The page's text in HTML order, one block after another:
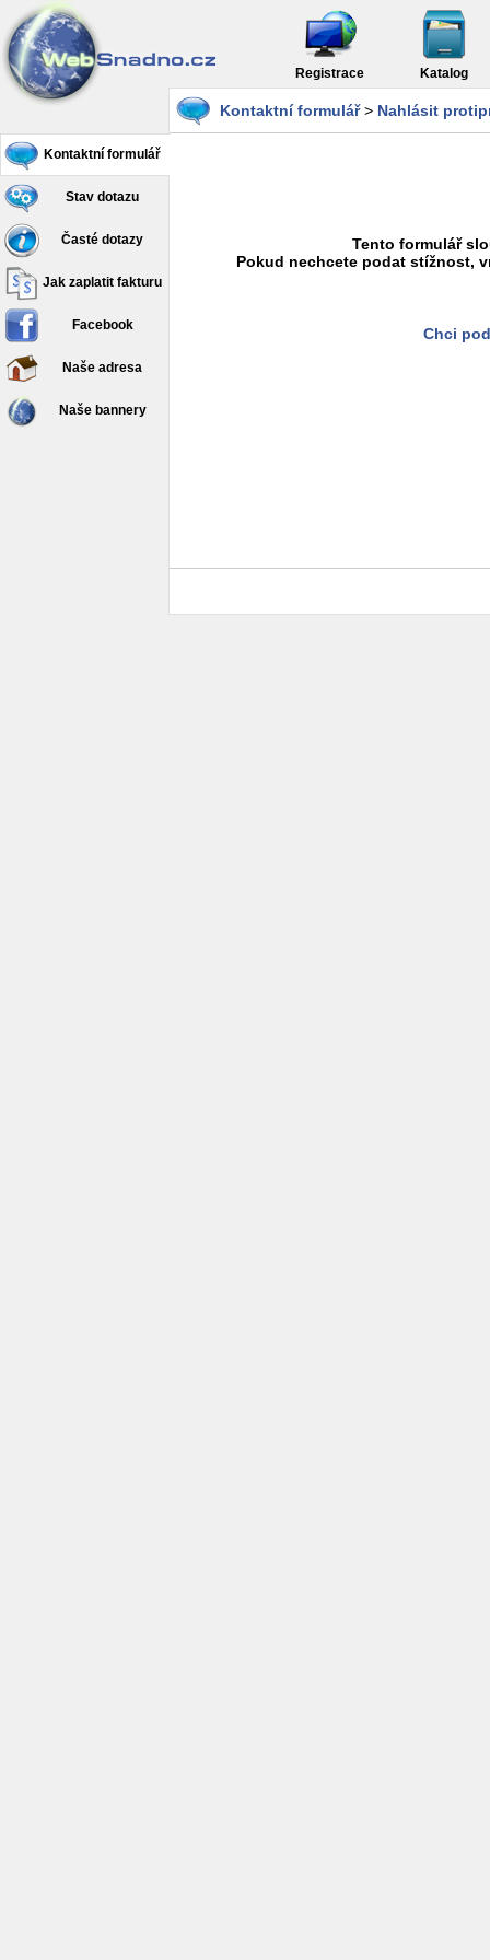
Registrace Katalog
Kontaktní formulář
Stav dotazu
Časté dotazy
Jak zaplatit fakturu
Facebook
Naše adresa
Naše bannery
Kontaktní formulář> Nahlásit
Tento formulář
Pokud nechcete podat stížnost,
Chci